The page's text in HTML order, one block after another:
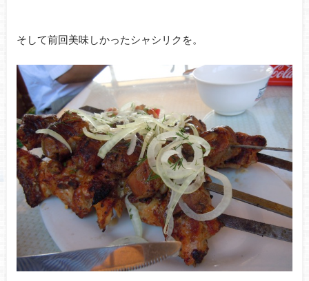
そして前回美味しかったシャシリクを。